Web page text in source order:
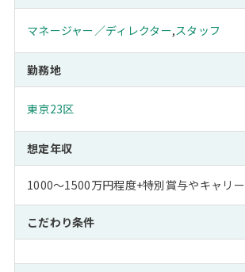
マネージャー／ディレクター,スタッフ
勤務地
東京23区
想定年収
1000～1500万円程度+特別賞与やキャリー
こだわり条件